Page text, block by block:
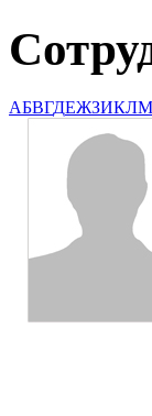
АБВГДЕЖЗИКЛМ